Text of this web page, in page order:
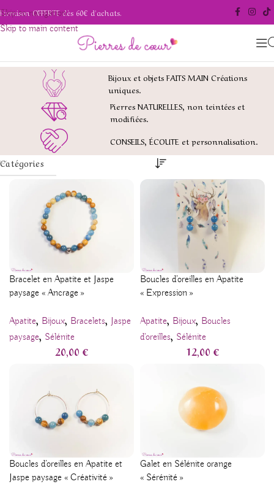
Skip to navigation
Skip to main content
Livraison OFFERTE dès 60€ d'achats.
Bijoux et objets FAITS MAIN Créations
uniques.
Pierres NATURELLES, non teintées et
modifiées.
CONSEILS, ÉCOUTE et personnalisation.
Catégories
Bracelet en Apatite et Jaspe
paysage « Ancrage »
Apatite, Bijoux, Bracelets, Jaspe
paysage, Sélénite
20,00€
Boucles d’oreilles en Apatite
« Expression »
Apatite, Bijoux, Boucles
d'oreilles, Sélénite
12,00€
Boucles d’oreilles en Apatite et
Jaspe paysage « Créativité »
Galet en Sélénite orange
« Sérénité »